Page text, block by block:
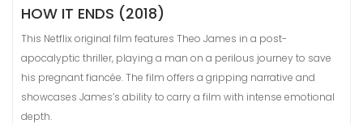
HOW IT ENDS (2018)
This Netflix original film features Theo James in a post-
apocalyptic thriller, playing a man on a perilous journey to save
his pregnant fiancée. The film offers a gripping narrative and
showcases James’s ability to carry a film with intense emotional
depth.